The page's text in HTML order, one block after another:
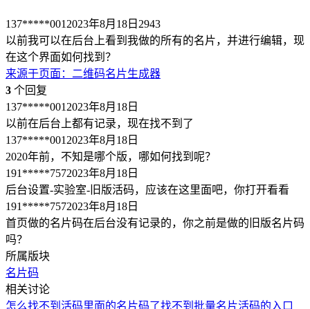
137*****001 2023年8月18日 2943
以前我可以在后台上看到我做的所有的名片，并进行编辑，现
在这个界面如何找到？
来源于页面 ： 二维码名片生成器
3 个回复
137*****001 2023年8月18日
以前在后台上都有记录，现在找不到了
137*****001 2023年8月18日
2020年前，不知是哪个版，哪如何找到呢？
191*****7572023年8月18日
后台设置-实验室-旧版活码，应该在这里面吧，你打开看看
191*****7572023年8月18日
首页做的名片码在后台没有记录的，你之前是做的旧版名片码
吗？
所属版块
名片码
相关讨论
怎么找不到活码里面的名片码了找不到批量名片活码的入口